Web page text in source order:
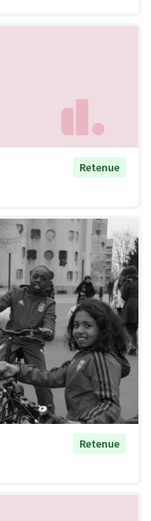
Retenue
Retenue